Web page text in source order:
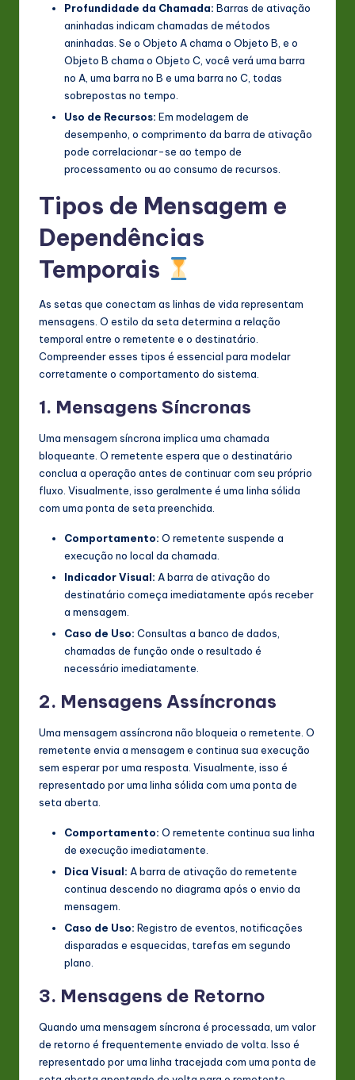
Profundidade da Chamada: Barras de ativação
aninhadas indicam chamadas de métodos
aninhadas. Se o Objeto A chama o Objeto B, e o
Objeto B chama o Objeto C, você verá uma barra
no A, uma barra no B e uma barra no C, todas
sobrepostas no tempo.
Uso de Recursos: Em modelagem de
desempenho, o comprimento da barra de ativação
pode correlacionar-se ao tempo de
processamento ou ao consumo de recursos.
Tipos de Mensagem e
Dependências
Temporais
As setas que conectam as linhas de vida representam
mensagens. O estilo da seta determina a relação
temporal entre o remetente e o destinatário.
Compreender esses tipos é essencial para modelar
corretamente o comportamento do sistema.
1. Mensagens Síncronas
Uma mensagem síncrona implica uma chamada
bloqueante. O remetente espera que o destinatário
conclua a operação antes de continuar com seu próprio
fluxo. Visualmente, isso geralmente é uma linha sólida
com uma ponta de seta preenchida.
Comportamento: O remetente suspende a
execução no local da chamada.
Indicador Visual: A barra de ativação do
destinatário começa imediatamente após receber
a mensagem.
Caso de Uso: Consultas a banco de dados,
chamadas de função onde o resultado é
necessário imediatamente.
2. Mensagens Assíncronas
Uma mensagem assíncrona não bloqueia o remetente. O
remetente envia a mensagem e continua sua execução
sem esperar por uma resposta. Visualmente, isso é
representado por uma linha sólida com uma ponta de
seta aberta.
Comportamento: O remetente continua sua linha
de execução imediatamente.
Dica Visual: A barra de ativação do remetente
continua descendo no diagrama após o envio da
mensagem.
Caso de Uso: Registro de eventos, notificações
disparadas e esquecidas, tarefas em segundo
plano.
3. Mensagens de Retorno
Quando uma mensagem síncrona é processada, um valor
de retorno é frequentemente enviado de volta. Isso é
representado por uma linha tracejada com uma ponta de